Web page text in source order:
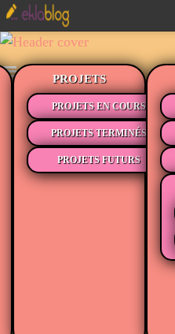
PROJETS
PROJETS EN COURS
PROJETS TERMINÉS
PROJETS FUTURS